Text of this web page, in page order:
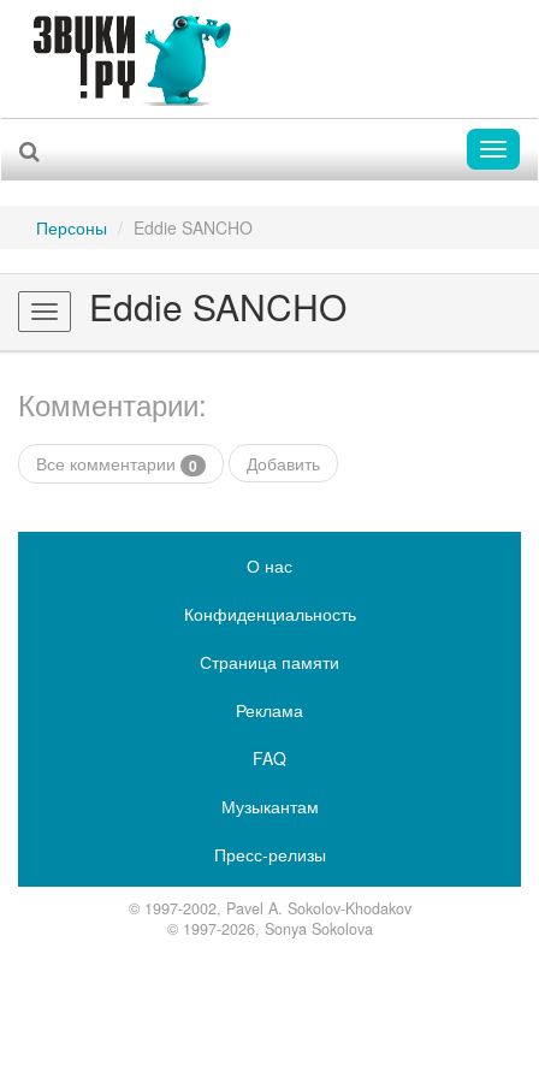
Персоны Eddie SANCHO
Toggle
navigation
Eddie SANCHO
Комментарии:
Все комментарии 0 Добавить
О нас
Конфиденциальность
Страница памяти
Реклама
FAQ
Музыкантам
Пресс-релизы
© 1997-2002, Pavel A. Sokolov-Khodakov
© 1997-2026, Sonya Sokolova